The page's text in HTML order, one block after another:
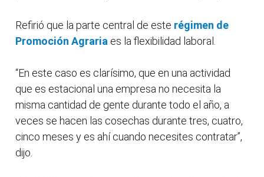
Refirió que la parte central de este régimen de
Promoción Agraria es la flexibilidad laboral.
“En este caso es clarísimo, que en una actividad
que es estacional una empresa no necesita la
misma cantidad de gente durante todo el año, a
veces se hacen las cosechas durante tres, cuatro,
cinco meses y es ahí cuando necesites contratar”,
dijo.